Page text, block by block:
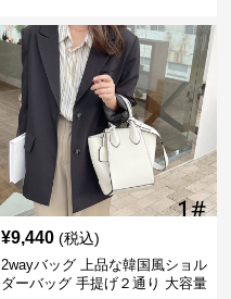
¥9,440 (税込)
2wayバッグ 上品な韓国風ショル
ダーバッグ 手提げ２通り 大容量